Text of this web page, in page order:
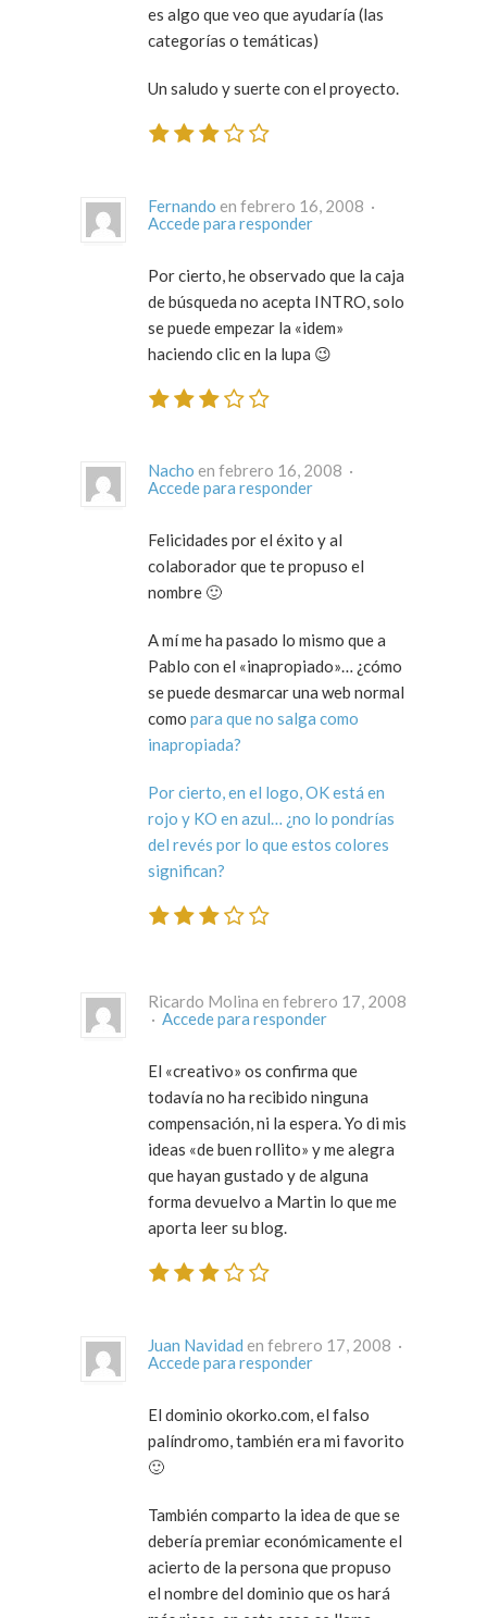
es algo que veo que ayudaría (las
categorías o temáticas)
Un saludo y suerte con el proyecto.
Fernando
en febrero 16, 2008 ·
Accede para responder
Por cierto, he observado que la caja
de búsqueda no acepta INTRO, solo
se puede empezar la «idem»
haciendo clic en la lupa 😉
Nacho
en febrero 16, 2008 ·
Accede para responder
Felicidades por el éxito y al
colaborador que te propuso el
nombre 🙂
A mí me ha pasado lo mismo que a
Pablo con el «inapropiado»… ¿cómo
se puede desmarcar una web normal
como para que no salga como
inapropiada?
Por cierto, en el logo, OK está en
rojo y KO en azul… ¿no lo pondrías
del revés por lo que estos colores
significan?
Ricardo Molina en febrero 17, 2008
· Accede para responder
El «creativo» os confirma que
todavía no ha recibido ninguna
compensación, ni la espera. Yo di mis
ideas «de buen rollito» y me alegra
que hayan gustado y de alguna
forma devuelvo a Martin lo que me
aporta leer su blog.
Juan Navidad
en febrero 17, 2008 ·
Accede para responder
El dominio okorko.com, el falso
palíndromo, también era mi favorito
🙂
También comparto la idea de que se
debería premiar económicamente el
acierto de la persona que propuso
el nombre del dominio que os hará